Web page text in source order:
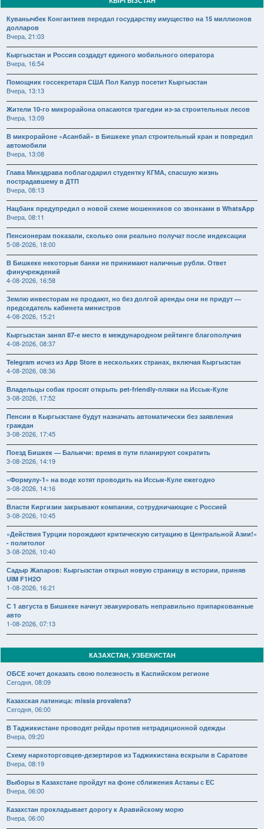
Куванычбек Конгантиев передал государству имущество на 15 миллионов
долларов
Вчера, 21:03
Кыргызстан и Россия создадут единого мобильного оператора
Вчера, 16:54
Помощник госсекретаря США Пол Капур посетит Кыргызстан
Вчера, 13:13
Жители 10-го микрорайона опасаются трагедии из-за строительных лесов
Вчера, 13:09
В микрорайоне «Асанбай» в Бишкеке упал строительный кран и повредил
автомобили
Вчера, 13:08
Глава Минздрава поблагодарил студентку КГМА, спасшую жизнь
пострадавшему в ДТП
Вчера, 08:13
Нацбанк предупредил о новой схеме мошенников со звонками в WhatsApp
Вчера, 08:11
Пенсионерам показали, сколько они реально получат после индексации
5-08-2026, 18:00
В Бишкеке некоторые банки не принимают наличные рубли. Ответ
финучреждений
4-08-2026, 16:58
Землю инвесторам не продают, но без долгой аренды они не придут —
председатель кабинета министров
4-08-2026, 15:21
Кыргызстан занял 87-е место в международном рейтинге благополучия
4-08-2026, 08:37
Telegram исчез из App Store в нескольких странах, включая Кыргызстан
4-08-2026, 08:36
Владельцы собак просят открыть pet-friendly-пляжи на Иссык-Куле
3-08-2026, 17:52
Пенсии в Кыргызстане будут назначать автоматически без заявления
граждан
3-08-2026, 17:45
Поезд Бишкек — Балыкчи: время в пути планируют сократить
3-08-2026, 14:19
«Формулу-1» на воде хотят проводить на Иссык-Куле ежегодно
3-08-2026, 14:16
Власти Киргизии закрывают компании, сотрудничающие с Россией
3-08-2026, 10:45
«Действия Турции порождают критическую ситуацию в Центральной Азии!»
- политолог
3-08-2026, 10:40
Садыр Жапаров: Кыргызстан открыл новую страницу в истории, приняв
UIM F1H2O
1-08-2026, 16:21
С 1 августа в Бишкеке начнут эвакуировать неправильно припаркованные
авто
1-08-2026, 07:13
КАЗАХСТАН, УЗБЕКИСТАН
ОБСЕ хочет доказать свою полезность в Каспийском регионе
Сегодня, 08:09
Казахская латиница: missia provalena?
Сегодня, 06:00
В Таджикистане проводят рейды против нетрадиционной одежды
Вчера, 09:20
Схему наркоторговцев-дезертиров из Таджикистана вскрыли в Саратове
Вчера, 08:19
Выборы в Казахстане пройдут на фоне сближения Астаны с ЕС
Вчера, 06:00
Казахстан прокладывает дорогу к Аравийскому морю
Вчера, 06:00